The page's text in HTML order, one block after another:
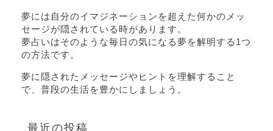
夢には自分のイマジネーションを超えた何かのメッ
セージが隠されている時があります。
夢占いはそのような毎日の気になる夢を解明する1つ
の方法です。
夢に隠されたメッセージやヒントを理解すること
で、普段の生活を豊かにしましょう。
最近の投稿